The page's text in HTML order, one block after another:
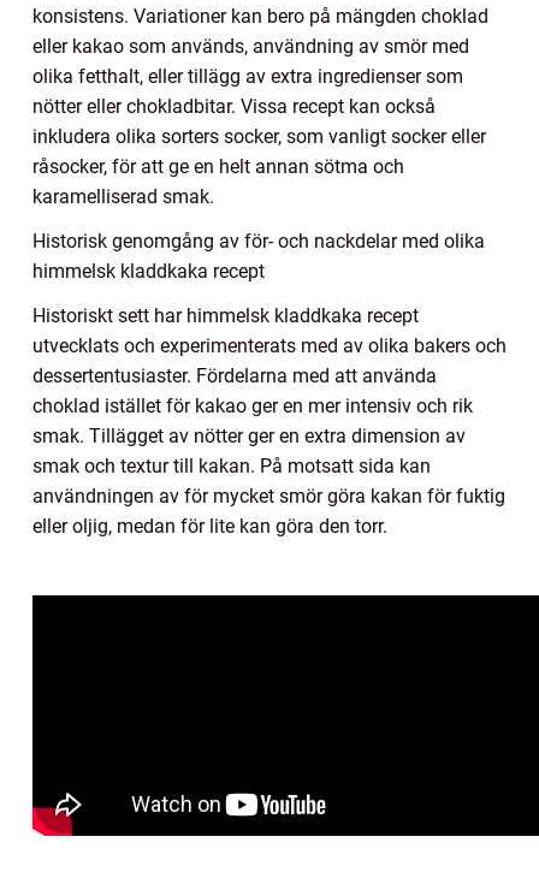
konsistens. Variationer kan bero på mängden choklad
eller kakao som används, användning av smör med
olika fetthalt, eller tillägg av extra ingredienser som
nötter eller chokladbitar. Vissa recept kan också
inkludera olika sorters socker, som vanligt socker eller
råsocker, för att ge en helt annan sötma och
karamelliserad smak.
Historisk genomgång av för- och nackdelar med olika
himmelsk kladdkaka recept
Historiskt sett har himmelsk kladdkaka recept
utvecklats och experimenterats med av olika bakers och
dessertentusiaster. Fördelarna med att använda
choklad istället för kakao ger en mer intensiv och rik
smak. Tillägget av nötter ger en extra dimension av
smak och textur till kakan. På motsatt sida kan
användningen av för mycket smör göra kakan för fuktig
eller oljig, medan för lite kan göra den torr.